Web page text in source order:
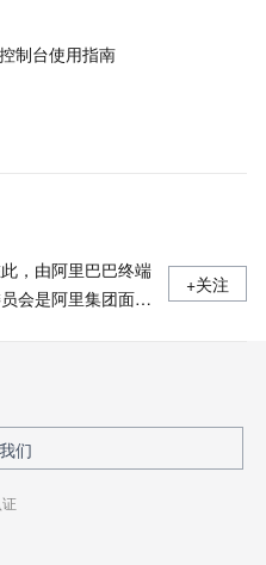
控制台使用指南
，由阿里巴巴终端
会是阿里集团面向
术发展，帮助工程
端技术，欢迎关
+关注
们